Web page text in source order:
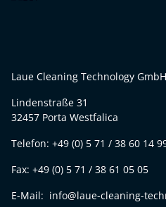
Laue Cleaning Technology GmbH
Lindenstraße 31
32457 Porta Westfalica
Telefon: +49 (0) 5 71 / 38 60 14
Fax: +49 (0) 5 71 / 38 61 05 05
E-Mail: info@laue-cleaning-